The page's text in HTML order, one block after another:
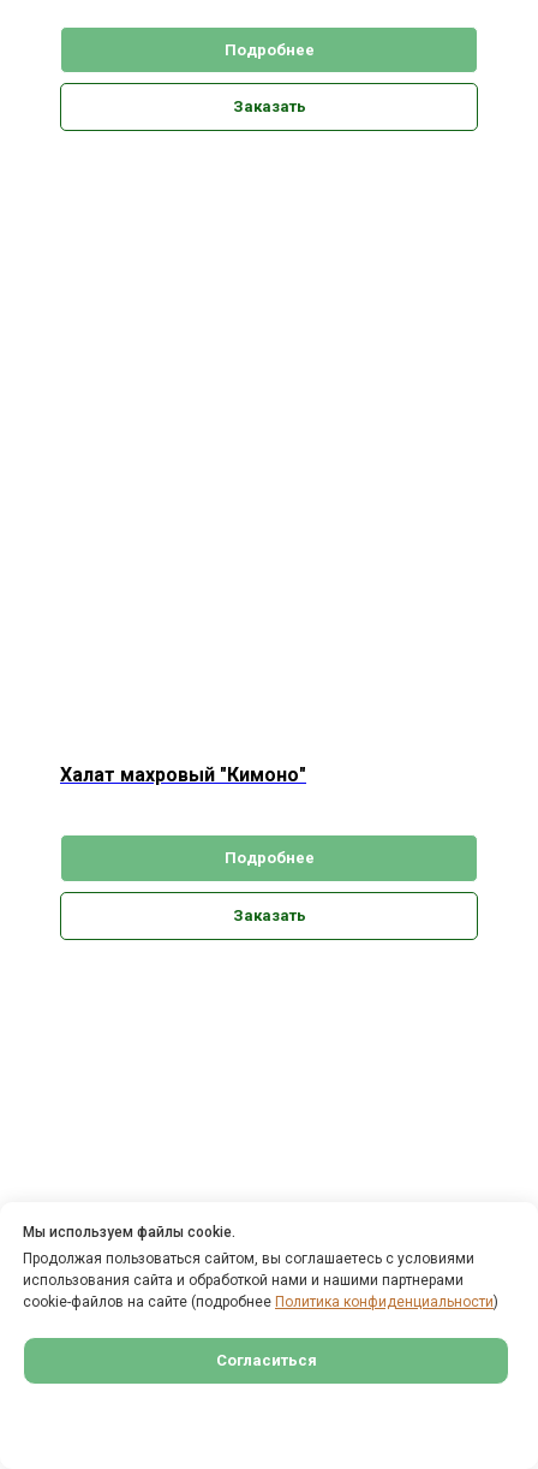
Мы используем файлы cookie.
Продолжая пользоваться сайтом, вы соглашаетесь с условиями
использования сайта и обработкой нами и нашими партнерами
cookie-файлов на сайте (подробнее Политика конфиденциальности)
Согласиться
Подробнее
Заказать
Халат махровый "Кимоно"
Подробнее
Заказать